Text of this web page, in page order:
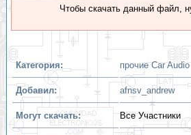
Чтобы скачать данный файл,
Категория: прочие Car Audio
Добавил: afnsv_andrew
Могут скачать: Все Участники